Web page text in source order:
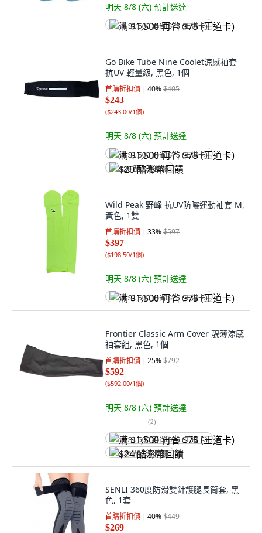
明天 8/8 (六) 預計送達
满 $1,500 再省 $75 (王道卡)
Go Bike Tube Nine Coolet涼感袖套
抗UV 輕量級, 黑色, 1個
首購折扣價 40%$405
$243
($243.00/1個)
明天 8/8 (六) 預計送達
满 $1,500 再省 $75 (王道卡)
$20 酷澎幣回饋
Wild Peak 野峰 抗UV防曬運動袖套 M,
黃色, 1雙
首購折扣價 33%$597
$397
($198.50/1個)
明天 8/8 (六) 預計送達
满 $1,500 再省 $75 (王道卡)
Frontier Classic Arm Cover 靚薄涼感
袖套組, 黑色, 1個
首購折扣價 25%$792
$592
($592.00/1個)
明天 8/8 (六) 預計送達
(2)
满 $1,500 再省 $75 (王道卡)
$24 酷澎幣回饋
SENLI 360度防滑雙針護腿長筒套, 黑
色, 1套
首購折扣價 40%$449
$269